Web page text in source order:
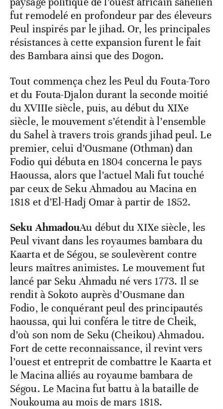
fut remodelé en profondeur par des éleveurs
Peul inspirés par le jihad. Or, les principales
résistances à cette expansion furent le fait
des Bambara ainsi que des Dogon.
Tout commença chez les Peul du Fouta-Toro
et du Fouta-Djalon durant la seconde moitié
du XVIIIe siècle, puis, au début du XIXe
siècle, le mouvement s’étendit à l’ensemble
du Sahel à travers trois grands jihad peul. Le
premier, celui d’Ousmane (Othman) dan
Fodio qui débuta en 1804 concerna le pays
Haoussa, alors que l’actuel Mali fut touché
par ceux de Seku Ahmadou au Macina en
1818 et d’El-Hadj Omar à partir de 1852.
Seku AhmadouAu début du XIXe siècle, les
Peul vivant dans les royaumes bambara du
Kaarta et de Ségou, se soulevèrent contre
leurs maîtres animistes. Le mouvement fut
lancé par Seku Ahmadu né vers 1773. Il se
rendit à Sokoto auprès d’Ousmane dan
Fodio, le conquérant peul des principautés
haoussa, qui lui conféra le titre de Cheik,
d’où son nom de Seku (Cheikou) Ahmadou.
Fort de cette reconnaissance, il revint vers
l’ouest et entreprit de combattre le Kaarta et
le Macina alliés au royaume bambara de
Ségou. Le Macina fut battu à la bataille de
Noukouma au mois de mars 1818.